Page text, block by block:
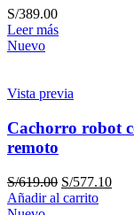
S/389.00
Leer más
Nuevo
Vista previa
Cachorro robot
remoto
S/619.00 S/577.10
Añadir al carrito